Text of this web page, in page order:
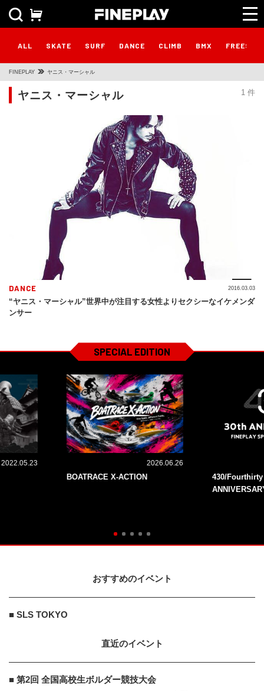
ALL SKATE SURF DANCE CLIMB BMX
FINEPLAY ヤニス・マーシャル
1 件
ヤニス・マーシャル
DANCE
“ヤニス・マーシャル”世界中が注目する女性よりセクシーなイケメンダ
ンサー
2016.03.03
SPECIAL EDITION
2022.05.23 2026.06.26
BOATRACE X-ACTION
430/
おすすめのイベント
■ SLS TOKYO
直近のイベント
■ 第2回 全国高校生ボルダー競技大会